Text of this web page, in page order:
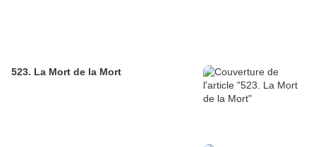
523. La Mort de la Mort